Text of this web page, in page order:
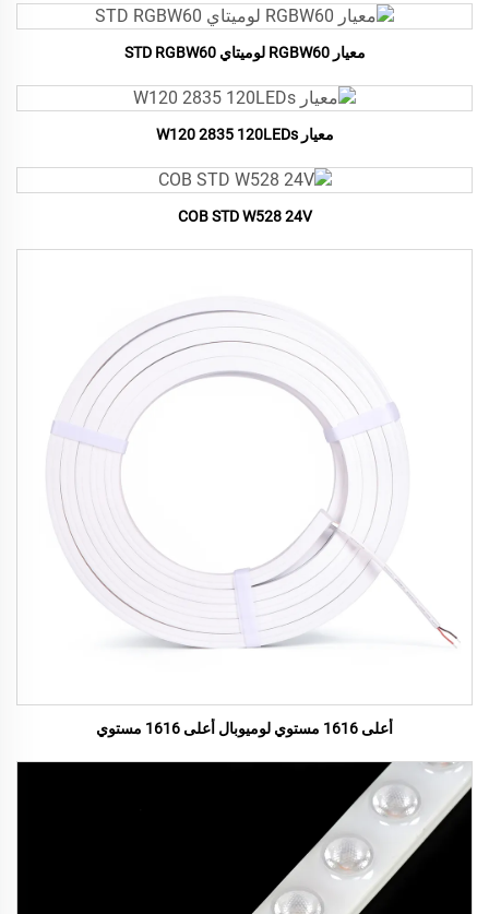
معيار RGBW60 لوميتاي STD RGBW60
معيار W120 2835 120LEDs
COB STD W528 24V
أعلى 1616 مستوي لوميوبال أعلى 1616 مستوي